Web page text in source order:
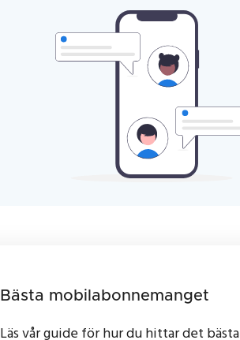
Bästa mobilabonnemanget
Läs vår guide för hur du hittar det bästa